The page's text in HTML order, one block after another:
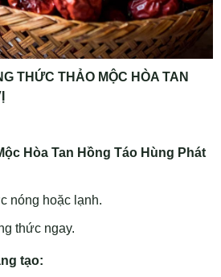
THỨC THẢO MỘC HÒA TAN
Hòa Tan Hồng Táo Hùng Phát
nóng hoặc lạnh.
thức ngay.
tạo: